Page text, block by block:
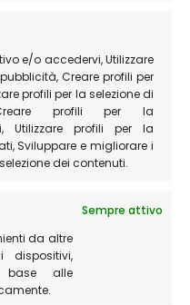
e/o accedervi, Utilizzare
Creare profili per
profili per la selezione di
Creare profili per la
Utilizzare profili per la
Sviluppare e migliorare i
dei contenuti.
Sempre attivo
da altre
dispositivi,
base alle
percorrere nei pressi di
guarda lapagina
perché è meglio visitare
tutti (adatto anche a
Monte Vettore